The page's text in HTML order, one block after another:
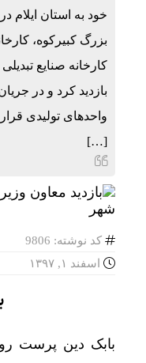
تنگی انگشتر
بورس تهران
خود به استان ایلام
بزرگ کبیرکوه،
کارخانه صنایع
بازدید کرد و در
واحدهای تولیدی
[…]
کد نوشته: 9806
اسفند ۱, ۱۳۹۷
بابک دین پرست